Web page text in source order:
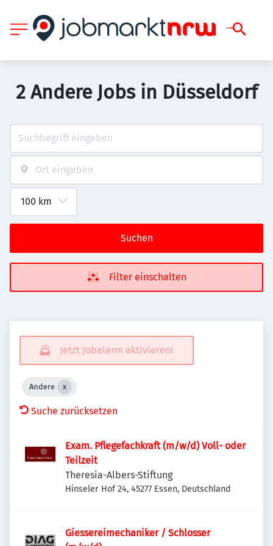
2 Andere Jobs in Düsseldorf
Suchen
Filter einschalten
Jetzt Jobalarm aktivieren!
Andere
Suche zurücksetzen
Exam. Pflegefachkraft (m/w/d) Voll- oder
Teilzeit
Theresia-Albers-Stiftung
Hinseler Hof 24, 45277 Essen, Deutschland
Giessereimechaniker / Schlosser